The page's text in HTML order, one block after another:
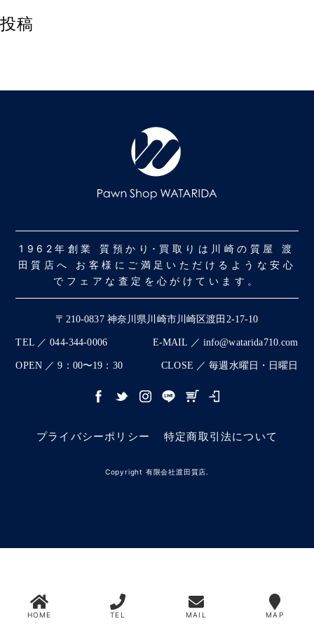
投稿
1962年創業 質預かり･買取りは川崎の質屋 渡
田質店へ お客様にご満足いただけるような安心
でフェアな査定を心がけています。
〒210-0837 神奈川県川崎市川崎区渡田2-17-10
TEL ／ 044-344-0006 E-MAIL ／ info@watarida710.com
OPEN ／ 9：00〜19：30 CLOSE ／ 毎週水曜日・日曜日
プライバシーポリシー 特定商取引法について
Copyright 有限会社渡田質店.
HOME TEL MAIL MAP